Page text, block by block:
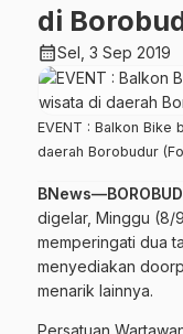
di
calendar_monthSel, 3 Sep 2019
EVENT : Balkon Bike
daerah Borobudur
digelar, Minggu (8/
memperingati dua
menyediakan
menarik lainnya.
Persatuan